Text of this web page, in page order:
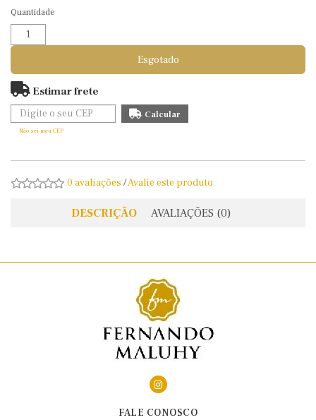
Quantidade
Esgotado
Estimar frete
Não sei meu CEP
0 avaliações /Avalie este produto
DESCRIÇÃO AVALIAÇÕES (0)
FALE CONOSCO